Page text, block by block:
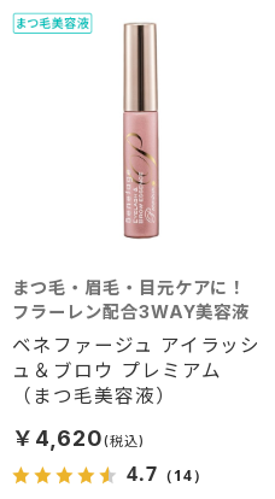
ベネファージュ アイラッシ
ュ＆ブロウ プレミアム
（まつ毛美容液）
まつ毛・眉毛・目元ケアに！
フラーレン配合3WAY美容液
￥4,620
4.7 （14）